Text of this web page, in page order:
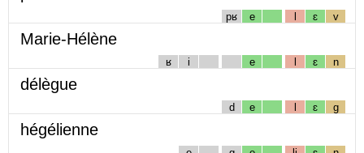
pʁ e l ɛ v
Marie-Hélène
ʁ i e l ɛ n
délègue
d e l ɛ g
hégélienne